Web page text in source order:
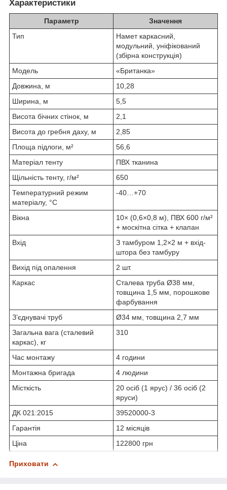
Характеристики
Параметр
Значення
Тип
Намет каркасний,
модульний, уніфікований
(збірна конструкція)
Модель
«Британка»
Довжина, м
10,28
Ширина, м
5,5
Висота бічних стінок, м
2,1
Висота до гребня даху, м
2,85
Площа підлоги, м²
56,6
Матеріал тенту
ПВХ тканина
Щільність тенту, г/м²
650
Температурний режим
матеріалу, °C
-40…+70
Вікна
10× (0,6×0,8 м), ПВХ 600 г/м²
+ москітна сітка + клапан
Вхід
З тамбуром 1,2×2 м + вхід-
штора без тамбуру
Вихід під опалення
2 шт.
Каркас
Сталева труба Ø38 мм,
товщина 1,5 мм, порошкове
фарбування
З’єднувачі труб
Ø34 мм, товщина 2,7 мм
Загальна вага (сталевий
каркас), кг
310
Час монтажу
4 години
Монтажна бригада
4 людини
Місткість
20 осіб (1 ярус) / 36 осіб (2
яруси)
ДК 021:2015
39520000-3
Гарантія
12 місяців
Ціна
122800 грн
Приховати